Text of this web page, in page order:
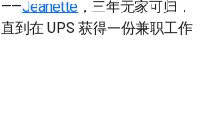
——Jeanette ，三年无家可归，
直到在 UPS 获得一份兼职工作